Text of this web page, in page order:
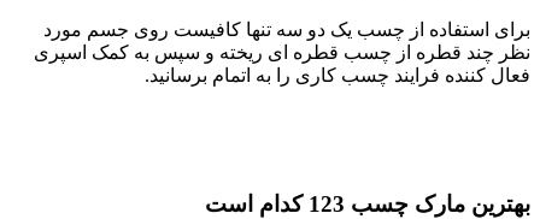
برای استفاده از چسب یک دو سه تنها کافیست روی جسم مورد
نظر چند قطره از چسب قطره ای ریخته و سپس به کمک اسپری
فعال کننده فرایند چسب کاری را به اتمام برسانید.
بهترین مارک چسب 123 کدام است